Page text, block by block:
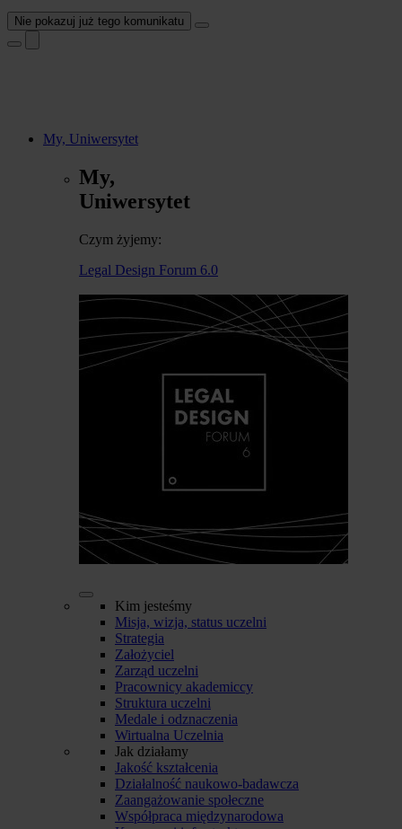
Nie pokazuj już tego komunikatu
My, Uniwersytet
My,
Uniwersytet
Czym żyjemy:
Legal Design Forum 6.0
Kim jesteśmy
Misja, wizja, status uczelni
Strategia
Założyciel
Zarząd uczelni
Pracownicy akademiccy
Struktura uczelni
Medale i odznaczenia
Wirtualna Uczelnia
Jak działamy
Jakość kształcenia
Działalność naukowo-badawcza
Zaangażowanie społeczne
Współpraca międzynarodowa